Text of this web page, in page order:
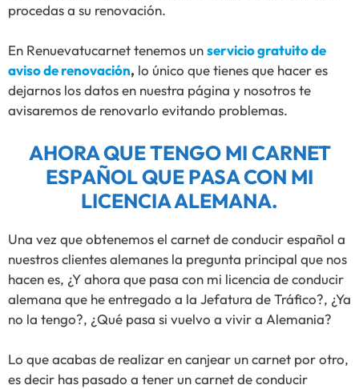
procedas a su renovación.
En Renuevatucarnet tenemos unservicio gratuito de
aviso de renovación, lo único que tienes que hacer es
dejarnos los datos en nuestra página y nosotros te
avisaremos de renovarlo evitando problemas.
AHORA QUE TENGO MI CARNET
ESPAÑOL QUE PASA CON MI
LICENCIA ALEMANA.
Una vez que obtenemos el carnet de conducir español a
nuestros clientes alemanes la pregunta principal que nos
hacen es, ¿Y ahora que pasa con mi licencia de conducir
alemana que he entregado a la Jefatura de Tráfico?, ¿Ya
no la tengo?, ¿Qué pasa si vuelvo a vivir a Alemania?
Lo que acabas de realizar en canjear un carnet por otro,
es decir has pasado a tener un carnet de conducir